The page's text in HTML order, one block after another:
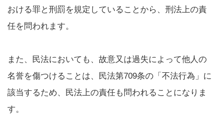
おける罪と刑罰を規定していることから、刑法上の責
任を問われます。
また、民法においても、故意又は過失によって他人の
名誉を傷つけることは、民法第709条の「不法行為」に
該当するため、民法上の責任も問われることになりま
す。